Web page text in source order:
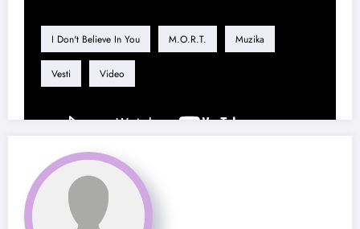
I Don't Believe In You M.O.R.T. Muzika
Vesti Video